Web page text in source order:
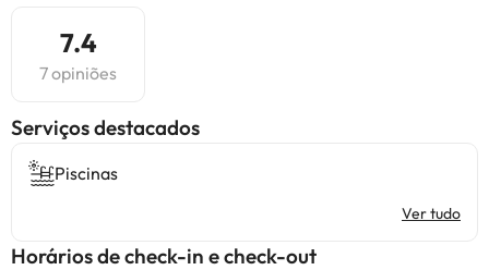
7.4
7 opiniões
Serviços destacados
Piscinas
Ver tudo
Horários de check-in e check-out